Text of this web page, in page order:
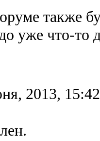
также
уже что-то
2013, 15:42